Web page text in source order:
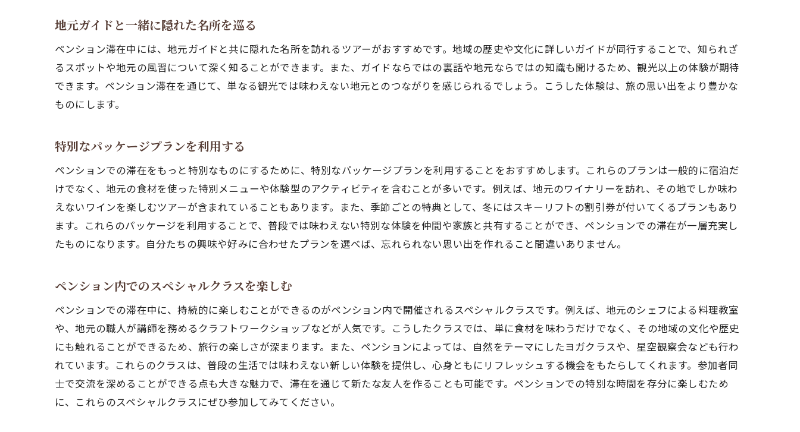
スパトリートメントでリフレッシュ
瞑想と深呼吸で心を整える
ペンション滞在を思い出深くするためのアイデア
旅行の記録を写真や動画で残す
地元の人々との交流を楽しむ
お土産選びで地元の文化を感じる
帰宅後も続けられる趣味を見つける
家族や友人とペンションで過ごす最高の時間
家族みんなで楽しめる遊びを企画する
友人と一緒にアウトドアクッキングに挑戦
共同作業で思い出づくり
夜のゲームナイトを開催
地元ガイドと一緒に隠れた名所を巡る
ペンション滞在中には、地元ガイドと共に隠れた名所を訪れるツアーがおすすめです。地域の歴史や文化に詳しいガイドが同行することで、知られざ
るスポットや地元の風習について深く知ることができます。また、ガイドならではの裏話や地元ならではの知識も聞けるため、観光以上の体験が期待
できます。ペンション滞在を通じて、単なる観光では味わえない地元とのつながりを感じられるでしょう。こうした体験は、旅の思い出をより豊かな
ものにします。
特別なパッケージプランを利用する
ペンションでの滞在をもっと特別なものにするために、特別なパッケージプランを利用することをおすすめします。これらのプランは一般的に宿泊だ
けでなく、地元の食材を使った特別メニューや体験型のアクティビティを含むことが多いです。例えば、地元のワイナリーを訪れ、その地でしか味わ
えないワインを楽しむツアーが含まれていることもあります。また、季節ごとの特典として、冬にはスキーリフトの割引券が付いてくるプランもあり
ます。これらのパッケージを利用することで、普段では味わえない特別な体験を仲間や家族と共有することができ、ペンションでの滞在が一層充実し
たものになります。自分たちの興味や好みに合わせたプランを選べば、忘れられない思い出を作れること間違いありません。
ペンション内でのスペシャルクラスを楽しむ
ペンションでの滞在中に、持続的に楽しむことができるのがペンション内で開催されるスペシャルクラスです。例えば、地元のシェフによる料理教室
や、地元の職人が講師を務めるクラフトワークショップなどが人気です。こうしたクラスでは、単に食材を味わうだけでなく、その地域の文化や歴史
にも触れることができるため、旅行の楽しさが深まります。また、ペンションによっては、自然をテーマにしたヨガクラスや、星空観察会なども行わ
れています。これらのクラスは、普段の生活では味わえない新しい体験を提供し、心身ともにリフレッシュする機会をもたらしてくれます。参加者同
士で交流を深めることができる点も大きな魅力で、滞在を通じて新たな友人を作ることも可能です。ペンションでの特別な時間を存分に楽しむため
に、これらのスペシャルクラスにぜひ参加してみてください。